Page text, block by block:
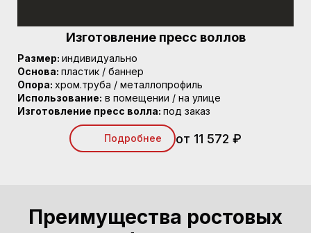
Изготовление пресс воллов
Размер: индивидуально
Основа: пластик / баннер
Опора: хром.труба / металлопрофиль
Использование: в помещении / на улице
Изготовление пресс волла: под заказ
Подробнее от 11 572 ₽
Преимущества ростовых